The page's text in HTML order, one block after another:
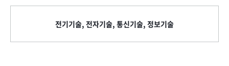
전기기술, 전자기술, 통신기술, 정보기술